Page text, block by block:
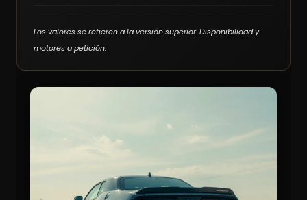
Los valores se refieren a la versión superior. Disponibilidad y
motores a petición.